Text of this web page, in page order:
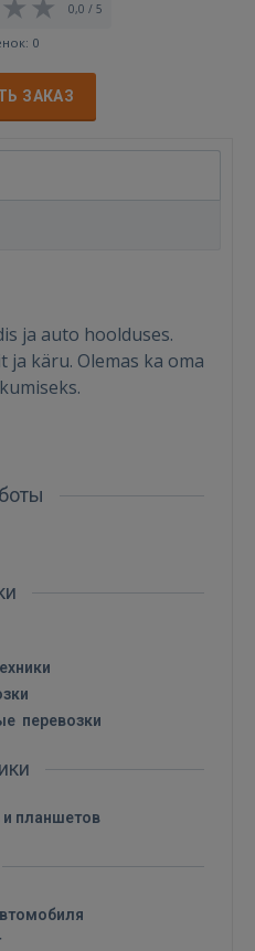
0,0 / 5
0
ЗАКАЗ
ja auto hoolduses.
ja käru. Olemas ka oma
перевозки
планшетов